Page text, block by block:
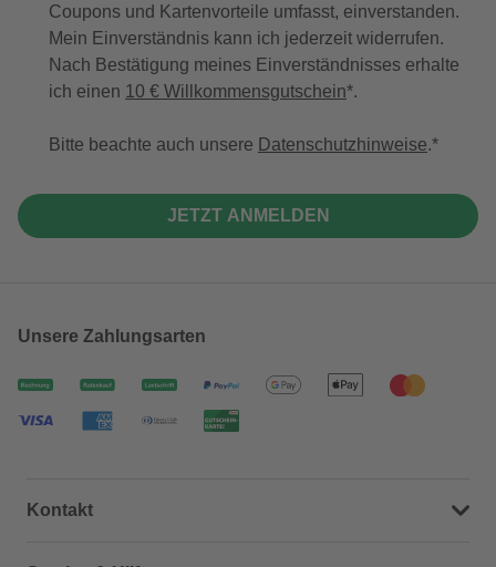
Coupons und Kartenvorteile umfasst, einverstanden.
Mein Einverständnis kann ich jederzeit widerrufen.
Nach Bestätigung meines Einverständnisses erhalte
ich einen 10 € Willkommensgutschein*.
Bitte beachte auch unsere Datenschutzhinweise.
JETZT ANMELDEN
Unsere Zahlungsarten
Kontakt